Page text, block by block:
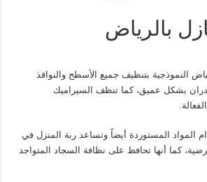
بالرياض
النموذجية بتنظيف جميع الأسطح والنوافذ
بشكل عميق، كما تنظف السيراميك
المواد المستوردة أيضاً وتساعد ربة المنزل في
كما أنها تحافظ على نظافة السجاد المتواجد